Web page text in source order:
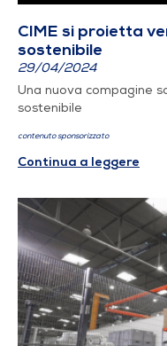
CIME si proietta
sostenibile
29/04/2024
Una nuova compagine
sostenibile
contenuto sponsorizzato
Continua a leggere